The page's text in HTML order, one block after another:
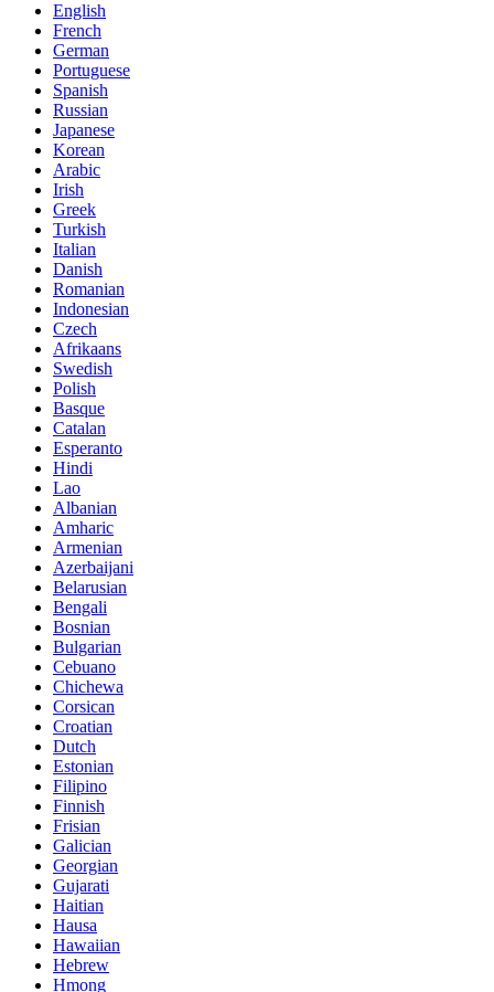
English
French
German
Portuguese
Spanish
Russian
Japanese
Korean
Arabic
Irish
Greek
Turkish
Italian
Danish
Romanian
Indonesian
Czech
Afrikaans
Swedish
Polish
Basque
Catalan
Esperanto
Hindi
Lao
Albanian
Amharic
Armenian
Azerbaijani
Belarusian
Bengali
Bosnian
Bulgarian
Cebuano
Chichewa
Corsican
Croatian
Dutch
Estonian
Filipino
Finnish
Frisian
Galician
Georgian
Gujarati
Haitian
Hausa
Hawaiian
Hebrew
Hmong